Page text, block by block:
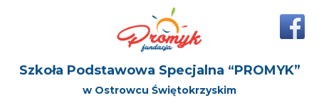
Szkoła Podstawowa Specjalna “PROMYK”
w Ostrowcu Świętokrzyskim